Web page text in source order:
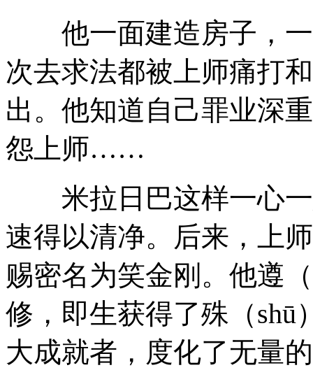
他一面建造房子，一
次去求法都被上师痛打
出。他知道自己罪业深
怨上师……
米拉日巴这样一心一
速得以清净。后来，上
赐密名为笑金刚。他遵
修，即生获得了殊（shū
大成就者，度化了无